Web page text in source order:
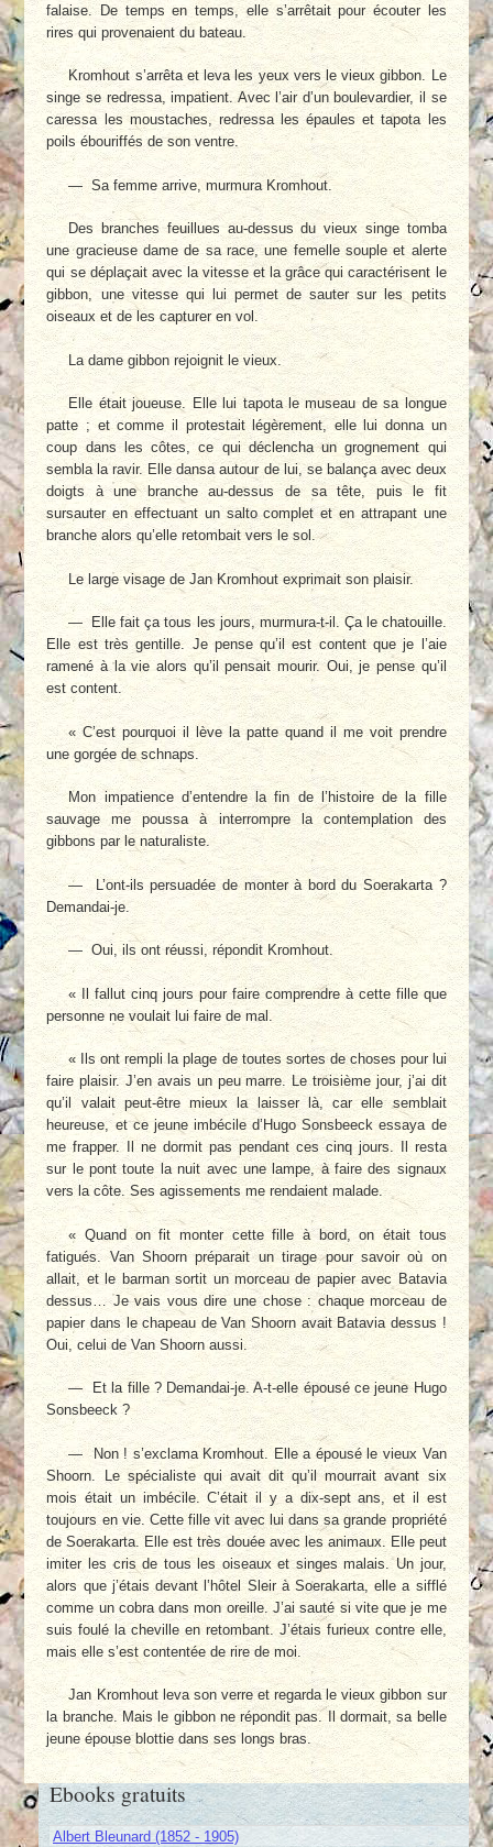
falaise. De temps en temps, elle s’arrêtait pour écouter les
rires qui provenaient du bateau.
Kromhout s’arrêta et leva les yeux vers le vieux gibbon. Le
singe se redressa, impatient. Avec l’air d’un boulevardier, il se
caressa les moustaches, redressa les épaules et tapota les
poils ébouriffés de son ventre.
— Sa femme arrive, murmura Kromhout.
Des branches feuillues au-dessus du vieux singe tomba
une gracieuse dame de sa race, une femelle souple et alerte
qui se déplaçait avec la vitesse et la grâce qui caractérisent le
gibbon, une vitesse qui lui permet de sauter sur les petits
oiseaux et de les capturer en vol.
La dame gibbon rejoignit le vieux.
Elle était joueuse. Elle lui tapota le museau de sa longue
patte ; et comme il protestait légèrement, elle lui donna un
coup dans les côtes, ce qui déclencha un grognement qui
sembla la ravir. Elle dansa autour de lui, se balança avec deux
doigts à une branche au-dessus de sa tête, puis le fit
sursauter en effectuant un salto complet et en attrapant une
branche alors qu’elle retombait vers le sol.
Le large visage de Jan Kromhout exprimait son plaisir.
— Elle fait ça tous les jours, murmura-t-il. Ça le chatouille.
Elle est très gentille. Je pense qu’il est content que je l’aie
ramené à la vie alors qu’il pensait mourir. Oui, je pense qu’il
est content.
« C’est pourquoi il lève la patte quand il me voit prendre
une gorgée de schnaps.
Mon impatience d’entendre la fin de l’histoire de la fille
sauvage me poussa à interrompre la contemplation des
gibbons par le naturaliste.
— L’ont-ils persuadée de monter à bord du Soerakarta ?
Demandai-je.
— Oui, ils ont réussi, répondit Kromhout.
« Il fallut cinq jours pour faire comprendre à cette fille que
personne ne voulait lui faire de mal.
« Ils ont rempli la plage de toutes sortes de choses pour lui
faire plaisir. J’en avais un peu marre. Le troisième jour, j’ai dit
qu’il valait peut-être mieux la laisser là, car elle semblait
heureuse, et ce jeune imbécile d’Hugo Sonsbeeck essaya de
me frapper. Il ne dormit pas pendant ces cinq jours. Il resta
sur le pont toute la nuit avec une lampe, à faire des signaux
vers la côte. Ses agissements me rendaient malade.
« Quand on fit monter cette fille à bord, on était tous
fatigués. Van Shoorn préparait un tirage pour savoir où on
allait, et le barman sortit un morceau de papier avec Batavia
dessus… Je vais vous dire une chose : chaque morceau de
papier dans le chapeau de Van Shoorn avait Batavia dessus !
Oui, celui de Van Shoorn aussi.
— Et la fille ? Demandai-je. A-t-elle épousé ce jeune Hugo
Sonsbeeck ?
— Non ! s’exclama Kromhout. Elle a épousé le vieux Van
Shoorn. Le spécialiste qui avait dit qu’il mourrait avant six
mois était un imbécile. C’était il y a dix-sept ans, et il est
toujours en vie. Cette fille vit avec lui dans sa grande propriété
de Soerakarta. Elle est très douée avec les animaux. Elle peut
imiter les cris de tous les oiseaux et singes malais. Un jour,
alors que j’étais devant l’hôtel Sleir à Soerakarta, elle a sifflé
comme un cobra dans mon oreille. J’ai sauté si vite que je me
suis foulé la cheville en retombant. J’étais furieux contre elle,
mais elle s’est contentée de rire de moi.
Jan Kromhout leva son verre et regarda le vieux gibbon sur
la branche. Mais le gibbon ne répondit pas. Il dormait, sa belle
jeune épouse blottie dans ses longs bras.
Ebooks gratuits
Albert Bleunard (1852 - 1905)